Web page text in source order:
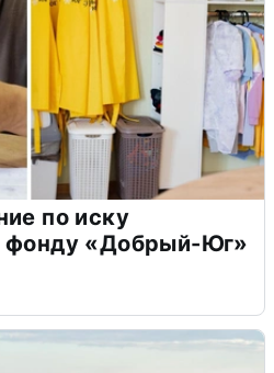
по иску
фонду «Добрый-Юг»